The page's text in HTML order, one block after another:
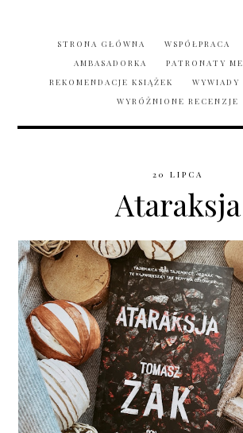
STRONA GŁÓWNA WSPÓŁPRACA
AMBASADORKA
PATRONATY
REKOMENDACJE KSIĄŻEK
WYRÓŻNIONE RECENZJE
20 LIPCA
Ataraksja